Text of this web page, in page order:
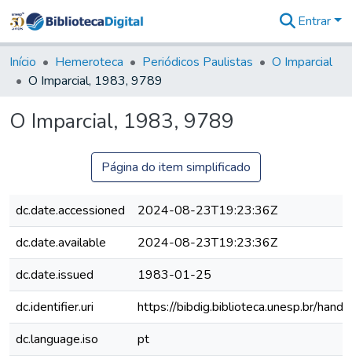
&
Coleções
Tudo na
Digital
Entrar
Início Hemeroteca Periódicos Paulistas
O Imparcial
O Imparcial, 1983, 9789
O Imparcial, 1983, 9789
Página do item simplificado
dc.date.accessioned
2024-08-23T19:23:36Z
dc.date.available
2024-08-23T19:23:36Z
dc.date.issued
1983-01-25
dc.identifier.uri
https://bibdig.biblioteca.unesp.br/
dc.language.iso
pt